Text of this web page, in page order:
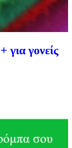
για γονείς